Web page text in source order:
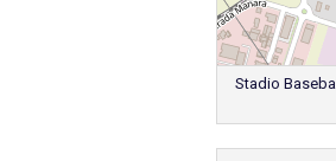
Stadio